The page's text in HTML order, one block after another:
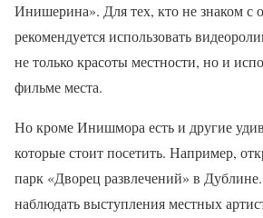
Инишерина». Для тех, кто не знаком с
рекомендуется использовать
не только красоты местности, но и
фильме места.
Но кроме Инишмора есть и другие
которые стоит посетить. Например,
парк «Дворец развлечений» в
наблюдать выступления местных